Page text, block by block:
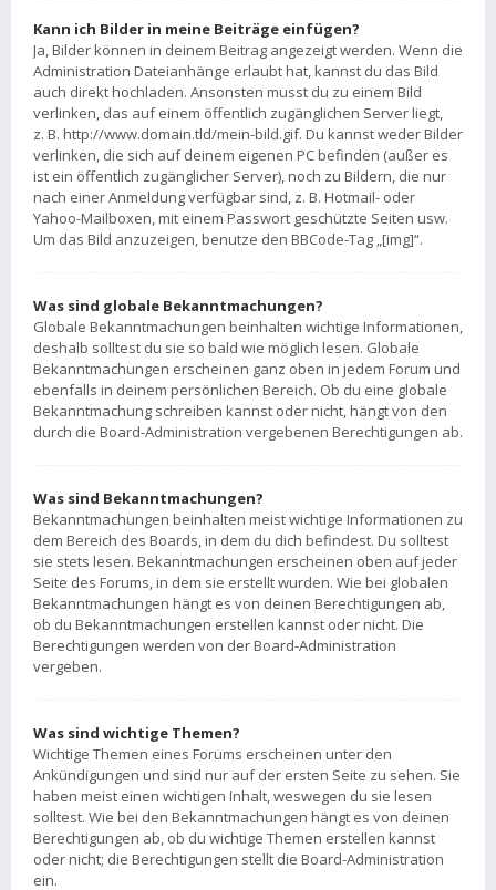
Kann ich Bilder in meine Beiträge einfügen?
Ja, Bilder können in deinem Beitrag angezeigt werden. Wenn die
Administration Dateianhänge erlaubt hat, kannst du das Bild
auch direkt hochladen. Ansonsten musst du zu einem Bild
verlinken, das auf einem öffentlich zugänglichen Server liegt,
z. B. http://www.domain.tld/mein-bild.gif. Du kannst weder Bilder
verlinken, die sich auf deinem eigenen PC befinden (außer es
ist ein öffentlich zugänglicher Server), noch zu Bildern, die nur
nach einer Anmeldung verfügbar sind, z. B. Hotmail- oder
Yahoo-Mailboxen, mit einem Passwort geschützte Seiten usw.
Um das Bild anzuzeigen, benutze den BBCode-Tag „[img]“.
Was sind globale Bekanntmachungen?
Globale Bekanntmachungen beinhalten wichtige Informationen,
deshalb solltest du sie so bald wie möglich lesen. Globale
Bekanntmachungen erscheinen ganz oben in jedem Forum und
ebenfalls in deinem persönlichen Bereich. Ob du eine globale
Bekanntmachung schreiben kannst oder nicht, hängt von den
durch die Board-Administration vergebenen Berechtigungen ab.
Was sind Bekanntmachungen?
Bekanntmachungen beinhalten meist wichtige Informationen zu
dem Bereich des Boards, in dem du dich befindest. Du solltest
sie stets lesen. Bekanntmachungen erscheinen oben auf jeder
Seite des Forums, in dem sie erstellt wurden. Wie bei globalen
Bekanntmachungen hängt es von deinen Berechtigungen ab,
ob du Bekanntmachungen erstellen kannst oder nicht. Die
Berechtigungen werden von der Board-Administration
vergeben.
Was sind wichtige Themen?
Wichtige Themen eines Forums erscheinen unter den
Ankündigungen und sind nur auf der ersten Seite zu sehen. Sie
haben meist einen wichtigen Inhalt, weswegen du sie lesen
solltest. Wie bei den Bekanntmachungen hängt es von deinen
Berechtigungen ab, ob du wichtige Themen erstellen kannst
oder nicht; die Berechtigungen stellt die Board-Administration
ein.